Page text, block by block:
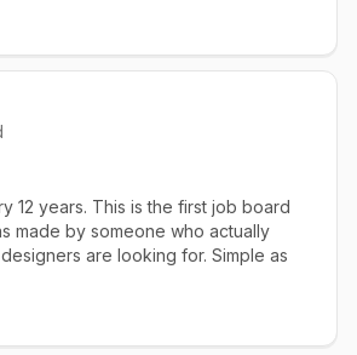
12 years. This is the first job board
made by someone who actually
are looking for. Simple as